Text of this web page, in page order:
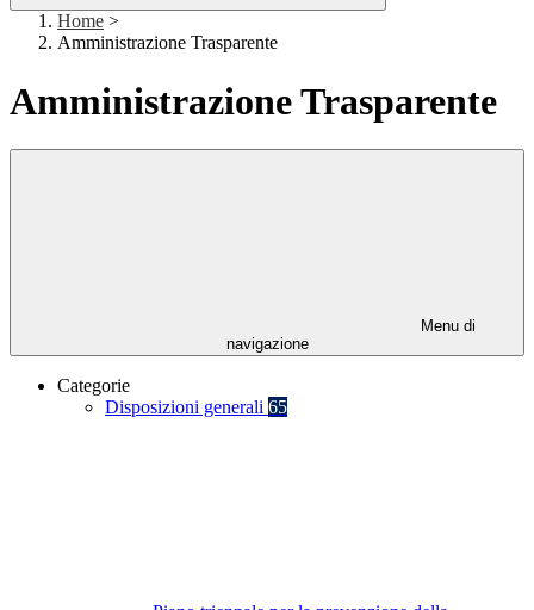
Home >
Amministrazione Trasparente
Amministrazione Trasparente
Menu di
navigazione
Categorie
Disposizioni generali 65